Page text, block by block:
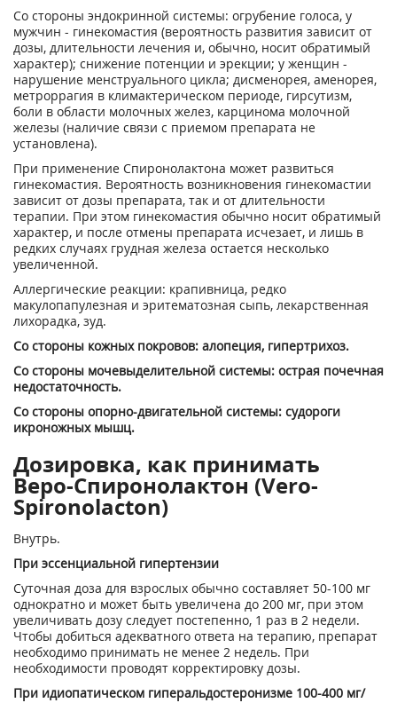
Со стороны эндокринной системы: огрубение голоса, у
мужчин - гинекомастия (вероятность развития зависит от
дозы, длительности лечения и, обычно, носит обратимый
характер); снижение потенции и эрекции; у женщин -
нарушение менструального цикла; дисменорея, аменорея,
метроррагия в климактерическом периоде, гирсутизм,
боли в области молочных желез, карцинома молочной
железы (наличие связи с приемом препарата не
установлена).
При применение Спиронолактона может развиться
гинекомастия. Вероятность возникновения гинекомастии
зависит от дозы препарата, так и от длительности
терапии. При этом гинекомастия обычно носит обратимый
характер, и после отмены препарата исчезает, и лишь в
редких случаях грудная железа остается несколько
увеличенной.
Аллергические реакции: крапивница, редко
макулопапулезная и эритематозная сыпь, лекарственная
лихорадка, зуд.
Со стороны кожных покровов: алопеция, гипертрихоз.
Со стороны мочевыделительной системы: острая почечная
недостаточность.
Со стороны опорно-двигательной системы: судороги
икроножных мышц.
Дозировка, как принимать
Веро-Спиронолактон (Vero-
Spironolacton)
Внутрь.
При эссенциальной гипертензии
Суточная доза для взрослых обычно составляет 50-100 мг
однократно и может быть увеличена до 200 мг, при этом
увеличивать дозу следует постепенно, 1 раз в 2 недели.
Чтобы добиться адекватного ответа на терапию, препарат
необходимо принимать не менее 2 недель. При
необходимости проводят корректировку дозы.
При идиопатическом гиперальдостеронизме 100-400 мг/